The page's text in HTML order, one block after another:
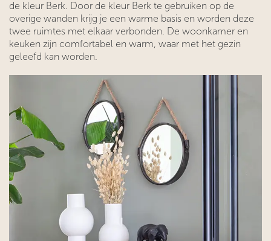
de kleur Berk. Door de kleur Berk te gebruiken op de
overige wanden krijg je een warme basis en worden deze
twee ruimtes met elkaar verbonden. De woonkamer en
keuken zijn comfortabel en warm, waar met het gezin
geleefd kan worden.